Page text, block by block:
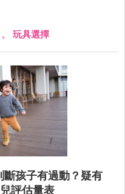
、 玩具選擇
孩子有過動？疑有
評估量表